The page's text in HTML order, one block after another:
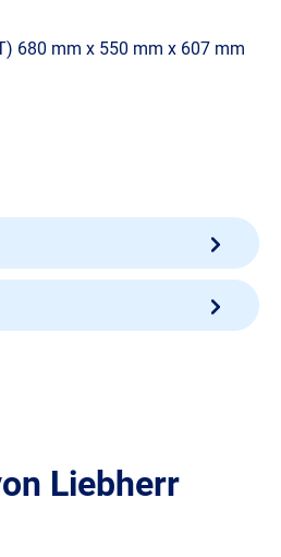
680 mm x 550 mm x 607 mm
Liebherr